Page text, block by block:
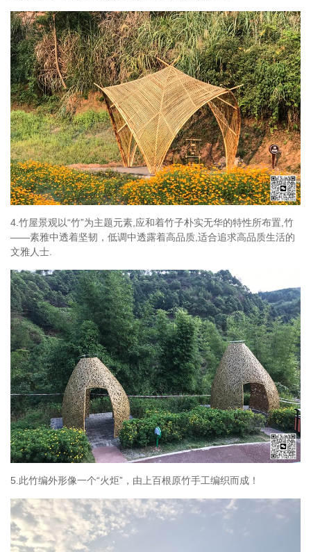
4.竹屋景观以“竹”为主题元素,应和着竹子朴实无华的特性所布置,竹
——素雅中透着坚韧，低调中透露着高品质,适合追求高品质生活的
文雅人士.
5.此竹编外形像一个“火炬”，由上百根原竹手工编织而成！